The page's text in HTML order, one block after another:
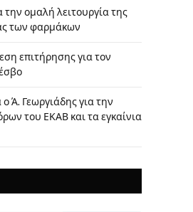
ομαλή λειτουργία της
των φαρμάκων
επιτήρησης για τον
Ά. Γεωργιάδης για την
του ΕΚΑΒ και τα εγκαίνια